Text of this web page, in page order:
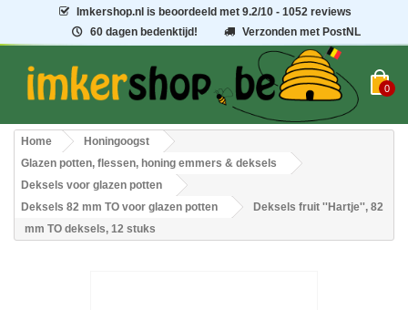
Imkershop.nl is beoordeeld met9.2/10 - 1052 reviews
60 dagen bedenktijd!
Verzonden met PostNL
0
Home
Honingoogst
Glazen potten, flessen, honing emmers & deksels
Deksels voor glazen potten
Deksels 82 mm TO voor glazen potten
Deksels fruit ''Hartje'', 82
mm TO deksels, 12 stuks